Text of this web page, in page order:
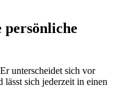
persönliche
unterscheidet sich vor
lässt sich jederzeit in einen